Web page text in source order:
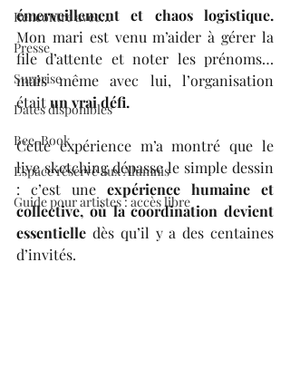
Rencontre avec...
Presse
Surprise
Dates disponibles
Bee-Book
Espace réservé aux Alumnis
Guide pour artistes : accès libre
émerveillement et chaos logistique.
Mon mari est venu m’aider à gérer la
file d’attente et noter les prénoms…
mais même avec lui, l’organisation
était un vrai défi.
Cette expérience m’a montré que le
live sketching dépasse le simple dessin
: c’est une expérience humaine et
collective, où la coordination devient
essentielle dès qu’il y a des centaines
d’invités.